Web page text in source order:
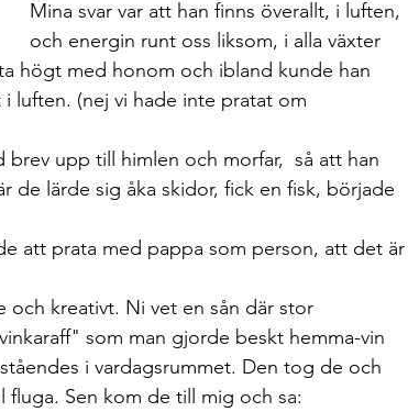
Mina svar var att han finns överallt, i luften,
och energin runt oss liksom, i alla växter
högt med honom och ibland kunde han
luften. (nej vi hade inte pratat om
upp till himlen och morfar,  så att han
de lärde sig åka skidor, fick en fisk, började
att prata med pappa som person, att det är
och kreativt. Ni vet en sån där stor
som man gjorde beskt hemma-vin
i vardagsrummet. Den tog de och
Sen kom de till mig och sa: